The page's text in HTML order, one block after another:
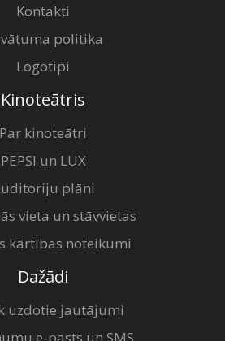
Kontakti
politika
Logotipi
Kinoteātris
Par kinoteātri
PEPSI un LUX
plāni
vieta un stāvvietas
kārtības noteikumi
Dažādi
uzdotie jautājumi
e-pasts un SMS